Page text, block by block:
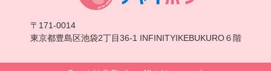
〒171-0014
東京都豊島区池袋2丁目36-1 INFINITYIKEBUKURO６階